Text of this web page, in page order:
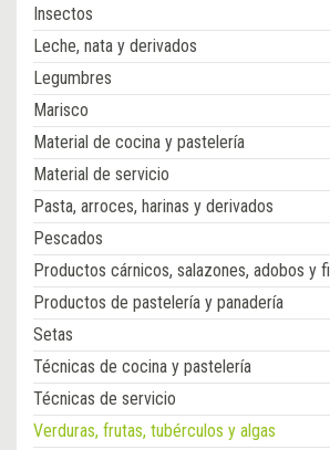
Insectos
Leche, nata y derivados
Legumbres
Marisco
Material de cocina y pastelería
Material de servicio
Pasta, arroces, harinas y derivados
Pescados
Productos cárnicos, salazones, adobos y
Productos de pastelería y panadería
Setas
Técnicas de cocina y pastelería
Técnicas de servicio
Verduras, frutas, tubérculos y algas